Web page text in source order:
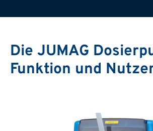
Die JUMAG
Funktion und